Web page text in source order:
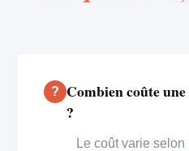
Combien coûte
?
Le coût varie